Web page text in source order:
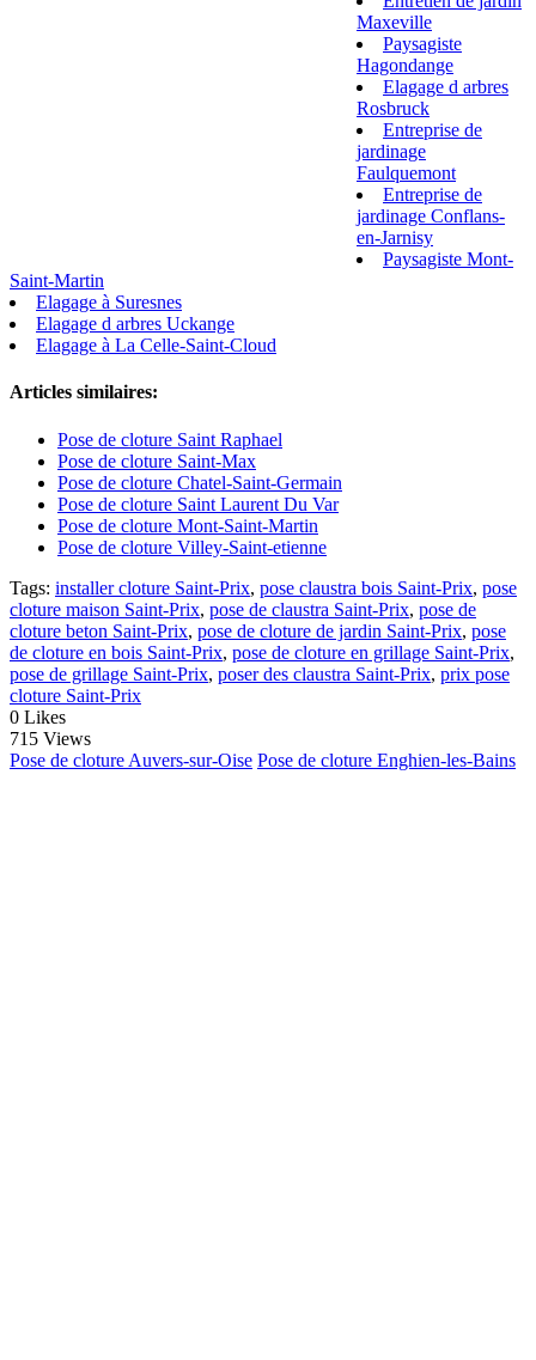
Maxeville
Paysagiste
Hagondange
Elagage d arbres
Rosbruck
Entreprise de
jardinage
Faulquemont
Entreprise de
jardinage Conflans-
en-Jarnisy
Paysagiste Mont-
Saint-Martin
Elagage à Suresnes
Elagage d arbres Uckange
Elagage à La Celle-Saint-Cloud
Articles similaires:
Pose de cloture Saint Raphael
Pose de cloture Saint-Max
Pose de cloture Chatel-Saint-Germain
Pose de cloture Saint Laurent Du Var
Pose de cloture Mont-Saint-Martin
Pose de cloture Villey-Saint-etienne
Tags: installer cloture Saint-Prix, pose claustra bois Saint-Prix, pose
cloture maison Saint-Prix, pose de claustra Saint-Prix, pose de
cloture beton Saint-Prix, pose de cloture de jardin Saint-Prix, pose
de cloture en bois Saint-Prix, pose de cloture en grillage Saint-Prix,
pose de grillage Saint-Prix, poser des claustra Saint-Prix, prix pose
cloture Saint-Prix
0 Likes
715 Views
Pose de cloture Auvers-sur-Oise Pose de cloture Enghien-les-Bains